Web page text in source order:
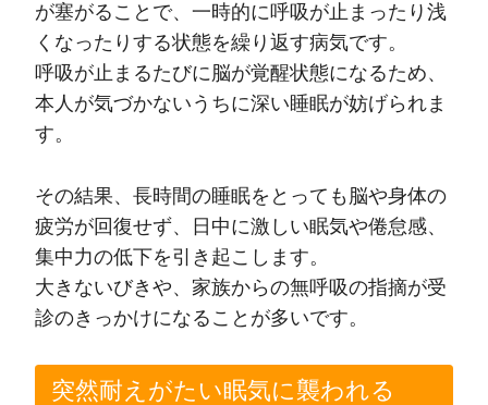
が塞がることで、一時的に呼吸が止まったり浅
くなったりする状態を繰り返す病気です。
呼吸が止まるたびに脳が覚醒状態になるため、
本人が気づかないうちに深い睡眠が妨げられま
す。
その結果、長時間の睡眠をとっても脳や身体の
疲労が回復せず、日中に激しい眠気や倦怠感、
集中力の低下を引き起こします。
大きないびきや、家族からの無呼吸の指摘が受
診のきっかけになることが多いです。
突然耐えがたい眠気に襲われる